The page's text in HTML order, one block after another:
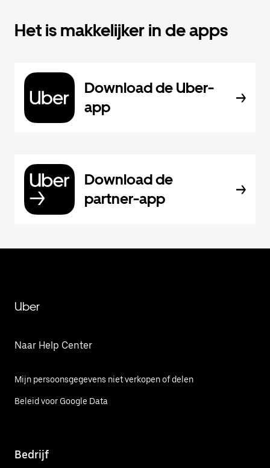
Het is makkelijker in de apps
Download de Uber-
app
Download de
partner-app
Uber
Naar Help Center
Mijn persoonsgegevens niet verkopen of delen
Beleid voor Google Data
Bedrijf